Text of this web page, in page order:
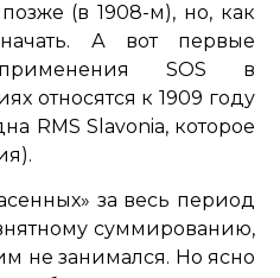
(в 1908-м), но, как
начать. А вот первые
применения SOS в
относятся к 1909 году
RMS Slavonia, которое
за весь период
суммированию,
не занимался. Но ясно